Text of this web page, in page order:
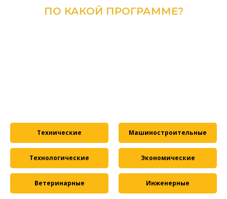
ПО КАКОЙ ПРОГРАММЕ?
Технические Машиностроительные
Технологические Экономические
Ветеринарные Инженерные